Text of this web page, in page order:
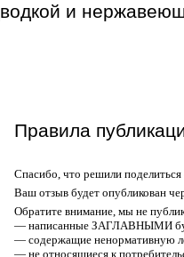
и
Правила
Спасибо, что решили
Ваш отзыв будет опубликован
Обратите внимание, мы не
— написанные ЗАГЛАВНЫМИ
— содержащие ненормативную
— не относящиеся к